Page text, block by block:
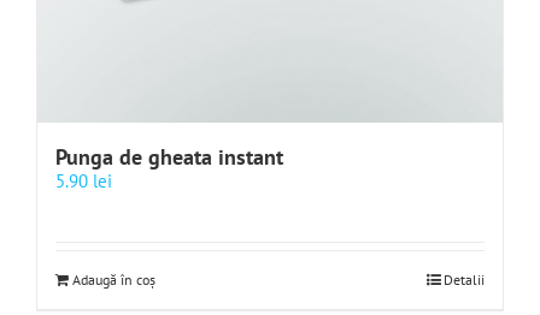
Punga de gheata instant
5.90 lei
Adaugă în coș Detalii